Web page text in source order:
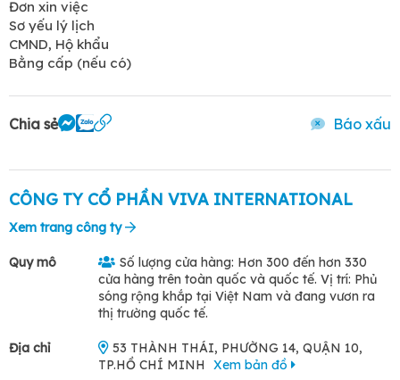
Đơn xin việc
Sơ yếu lý lịch
CMND, Hộ khẩu
Bằng cấp (nếu có)
Chia sẻ Báo xấu
CÔNG TY CỔ PHẦN VIVA INTERNATIONAL
Xem trang công ty
Quy mô
Số lượng cửa hàng: Hơn 300 đến hơn 330
cửa hàng trên toàn quốc và quốc tế. Vị trí: Phủ
sóng rộng khắp tại Việt Nam và đang vươn ra
thị trường quốc tế.
Địa chỉ
53 THÀNH THÁI, PHƯỜNG 14, QUẬN 10,
TP.HỒ CHÍ MINH Xem bản đồ